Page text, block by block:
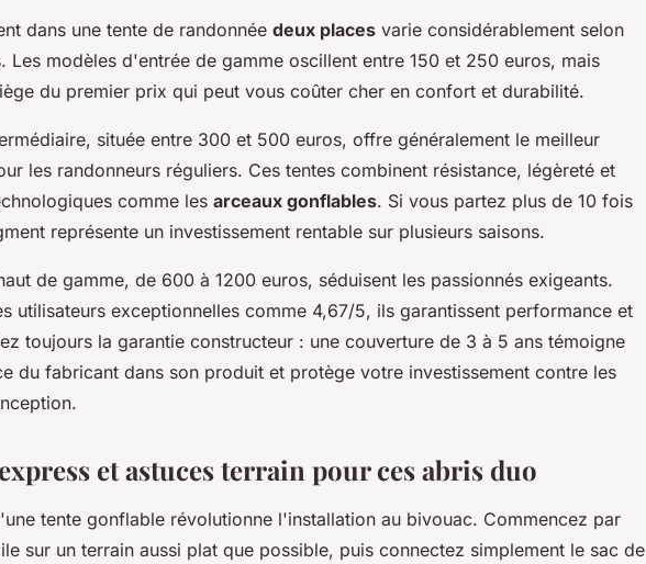
dans une tente de randonnée deux places varie considérablement selon
Les modèles d'entrée de gamme oscillent entre 150 et 250 euros, mais
du premier prix qui peut vous coûter cher en confort et durabilité.
située entre 300 et 500 euros, offre généralement le meilleur
les randonneurs réguliers. Ces tentes combinent résistance, légèreté et
comme les arceaux gonflables. Si vous partez plus de 10 fois
représente un investissement rentable sur plusieurs saisons.
de gamme, de 600 à 1200 euros, séduisent les passionnés exigeants.
utilisateurs exceptionnelles comme 4,67/5, ils garantissent performance et
toujours la garantie constructeur : une couverture de 3 à 5 ans témoigne
du fabricant dans son produit et protège votre investissement contre les
et astuces terrain pour ces abris duo
tente gonflable révolutionne l'installation au bivouac. Commencez par
sur un terrain aussi plat que possible, puis connectez simplement le sac de